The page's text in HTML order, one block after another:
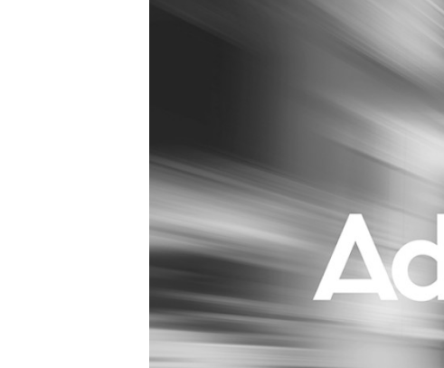
Influencer marketing
Interne communicatie